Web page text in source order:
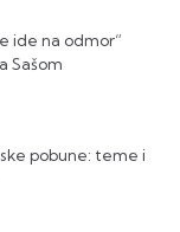
ide na odmor“
Sašom
pobune: teme i